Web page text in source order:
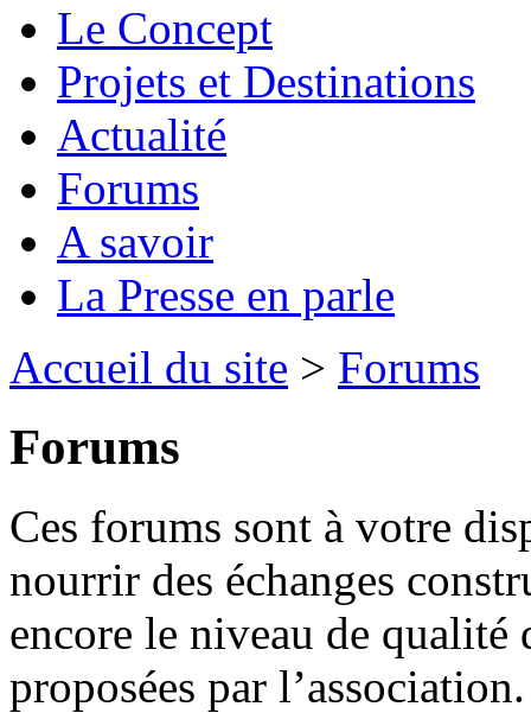
Le Concept
Projets et Destinations
Actualité
Forums
A savoir
La Presse en parle
Accueil du site > Forums
Forums
Ces forums sont à votre
nourrir des échanges
encore le niveau de
proposées par l’association.